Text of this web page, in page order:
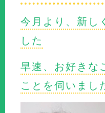
今月より、新し
した
早速、お好きな
ことを伺いまし